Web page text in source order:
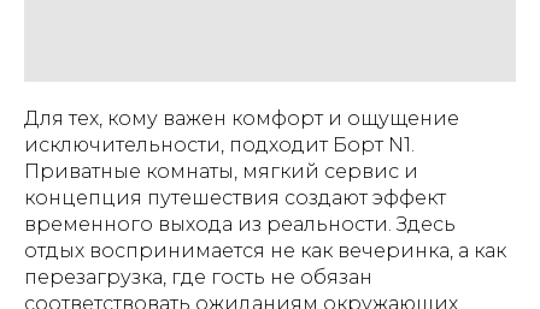
Для тех, кому важен комфорт и ощущение
исключительности, подходит Борт N1.
Приватные комнаты, мягкий сервис и
концепция путешествия создают эффект
временного выхода из реальности. Здесь
отдых воспринимается не как вечеринка, а как
перезагрузка, где гость не обязан
соответствовать ожиданиям окружающих.